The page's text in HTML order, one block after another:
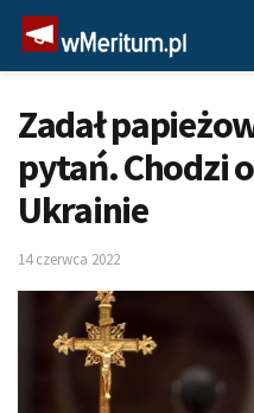
Zadał
pytań. Chodzi
Ukrainie
14 czerwca 2022